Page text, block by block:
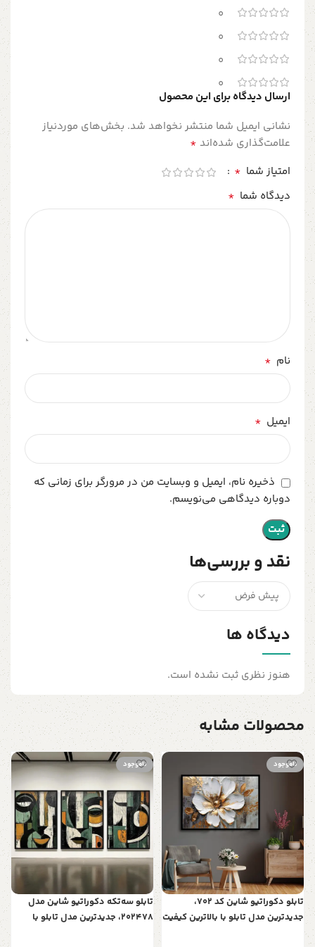
0
0
0
0
نقد و بررسی‌ها
دیدگاه ها
هنوز نظری ثبت نشده است.
ارسال دیدگاه برای این محصول
نشانی ایمیل شما منتشر نخواهد شد. بخش‌های موردنیاز
علامت‌گذاری شده‌اند *
امتیاز شما *
دیدگاه شما *
نام *
ایمیل *
ذخیره نام، ایمیل و وبسایت من در مرورگر برای زمانی که
دوباره دیدگاهی می‌نویسم.
محصولات مشابه
ناموجود
تابلو دکوراتیو شاین کد 702،
جدیدترین مدل تابلو با بالاترین کیفیت
ناموجود
تابلو سه‌تکه دکوراتیو شاین مدل
202478، جدیدترین مدل تابلو با